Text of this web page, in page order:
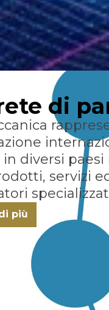
di
diversi
servizi
più